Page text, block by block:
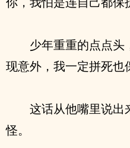
少年重重的点点头
现意外，我一定拼死也
这话从他嘴里说出
怪。